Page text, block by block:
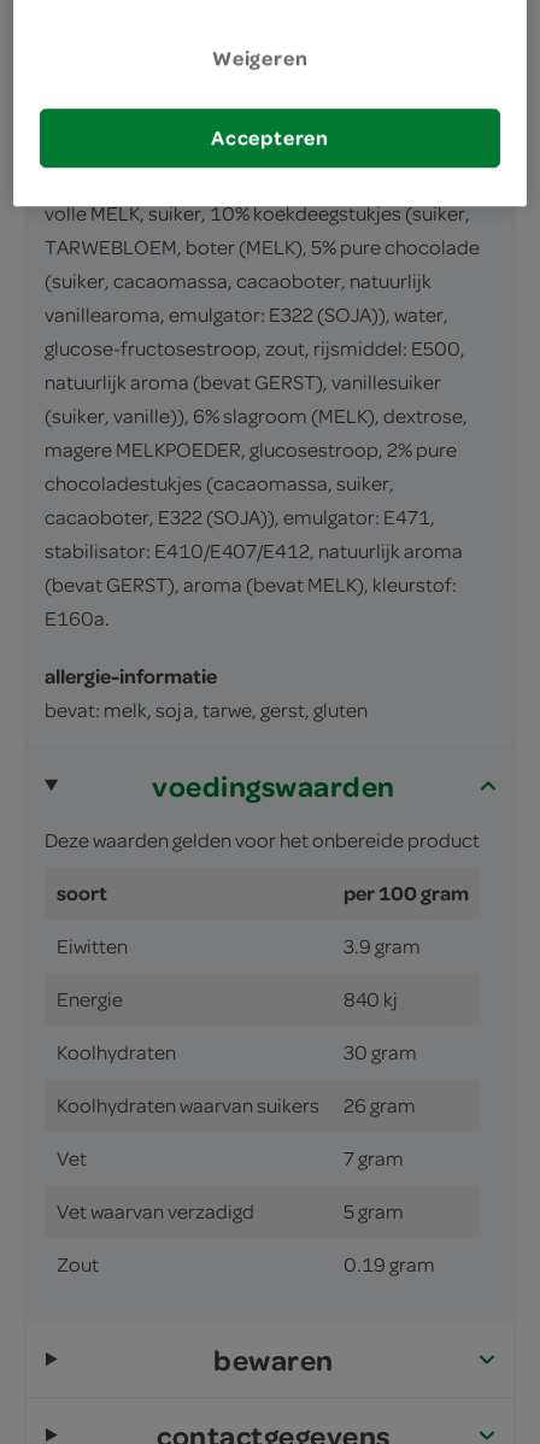
ingrediënten
ingrediënten
volle MELK, suiker, 10% koekdeegstukjes (suiker,
TARWEBLOEM, boter (MELK), 5% pure chocolade
(suiker, cacaomassa, cacaoboter, natuurlijk
vanillearoma, emulgator: E322 (SOJA)), water,
glucose-fructosestroop, zout, rijsmiddel: E500,
natuurlijk aroma (bevat GERST), vanillesuiker
(suiker, vanille)), 6% slagroom (MELK), dextrose,
magere MELKPOEDER, glucosestroop, 2% pure
chocoladestukjes (cacaomassa, suiker,
cacaoboter, E322 (SOJA)), emulgator: E471,
stabilisator: E410/E407/E412, natuurlijk aroma
(bevat GERST), aroma (bevat MELK), kleurstof:
E160a.
allergie-informatie
bevat: melk, soja, tarwe, gerst, gluten
voedingswaarden
Deze waarden gelden voor het onbereide product
soort per 100 gram
Eiwitten 3.9 gram
Energie 840 kj
Koolhydraten 30 gram
Koolhydraten waarvan suikers 26 gram
Vet 7 gram
Vet waarvan verzadigd 5 gram
Zout 0.19 gram
bewaren
contactgegevens
Weigeren
Accepteren